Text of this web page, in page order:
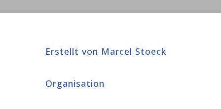
Erstellt von Marcel Stoeck
Organisation